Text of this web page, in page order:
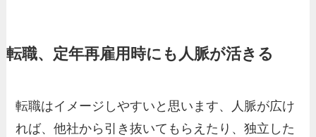
転職、定年再雇用時にも人脈が活きる
転職はイメージしやすいと思います、人脈が広け
れば、他社から引き抜いてもらえたり、独立した